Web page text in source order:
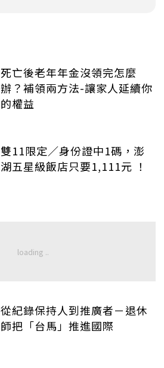
死亡後老年年金沒領完怎麼
辦？補領兩方法-讓家人延續你
的權益
雙11限定／身份證中1碼，澎
湖五星級飯店只要1,111元 ！
從紀錄保持人到推廣者－退休
師把「台馬」推進國際